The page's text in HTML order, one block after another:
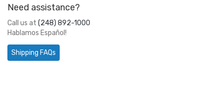
Need assistance?
Call us at (248) 892-1000
Hablamos Español!
Shipping FAQs